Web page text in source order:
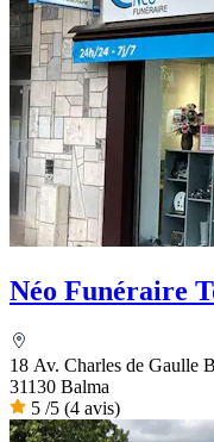
Néo Funéraire
18 Av. Charles de Gaulle
31130 Balma
5 /5 (4 avis)